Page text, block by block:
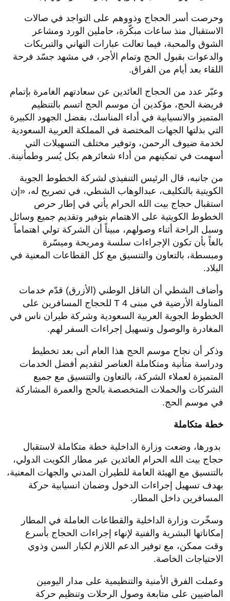
وحرصت أسر الحجاج وذووهم على التواجد في صالات
الاستقبال منذ ساعات مبكّرة، حاملين الورد ومشاعر
الشوق والمحبة، فيما تعالت عبارات التهاني والتبريكات
والدعوات بقبول الحج وتمام الأجر، في مشهد جسّد فرحة
اللقاء بعد أيام من الفراق.
وعبّر عدد من الحجاج العائدين عن سعادتهم الغامرة بإتمام
فريضة الحج، مؤكدين أن موسم الحج اتسم بالتنظيم
المتميز والانسيابية في أداء المناسك، بفضل الجهود الكبيرة
التي بذلتها الجهات المختصة في المملكة العربية السعودية
لخدمة ضيوف الرحمن، وتوفير مختلف التسهيلات التي
أسهمت في تمكينهم من أداء شعائرهم بكل يُسر وطمأنينة.
من جانبه، قال الرئيس التنفيذي لشركة الخطوط الجوية
الكويتية بالتكليف، عبدالوهاب الشطي، في تصريح له، «إن
استقبال حجاج بيت الله الحرام يأتي في إطار حرص
الخطوط الكويتية على الاهتمام بتوفير وتقديم جميع وسائل
وسبل الراحة أثناء وصولهم، مبيناً أن الشركة تولي اهتماماً
بالغاً بأن تكون الإجراءات سلسة ومريحة وميسّرة
ومبسطة، بالتعاون والتنسيق مع كل القطاعات المعنية في
البلاد.
وأضاف الشطي أن الناقل الوطني (الأزرق) قدّم خدمات
المناولة الأرضية في مبنى 4 T للحجاج المسافرين على
الخطوط الجوية العربية السعودية وشركة طيران ناس في
المغادرة والوصول وتسهيل إجراءات السفر لهم.
وذكر أن نجاح موسم الحج هذا العام أتى بعد تخطيط
ودراسة متأنية ومتكاملة العناصر لتقديم أفضل الخدمات
المتميزة لعملاء الشركة، بالتعاون والتنسيق مع جميع
الشركات والحملات المتخصصة بالحج والعمرة المشاركة
في موسم الحج.
خطة متكاملة
بدورها، وضعت وزارة الداخلية خطة متكاملة لاستقبال
حجاج بيت الله الحرام العائدين عبر مطار الكويت الدولي،
بالتنسيق مع الهيئة العامة للطيران المدني والجهات المعنية،
بهدف تسهيل إجراءات الدخول وضمان انسيابية حركة
المسافرين داخل المطار.
وسخّرت وزارة الداخلية والقطاعات العاملة في المطار
إمكاناتها البشرية والفنية لإنهاء إجراءات الحجاج بأسرع
وقت ممكن، مع توفير الدعم اللازم لكبار السن وذوي
الاحتياجات الخاصة.
وعملت الفرق الأمنية والتنظيمية على مدار اليومين
الماضيين على متابعة وصول الرحلات وتنظيم حركة